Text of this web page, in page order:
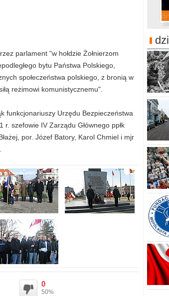
parlament "w hołdzie Żołnierzom
bytu Państwa Polskiego,
społeczeństwa polskiego, z bronią w
reżimowi komunistycznemu".
funkcjonariuszy Urzędu Bezpieczeństwa
szefowie IV Zarządu Głównego ppłk
por. Józef Batory, Karol Chmiel i mjr
0
50%